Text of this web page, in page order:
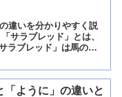
違いを分かりやすく説
サラブレッド」とは、
ラブレッド」は馬の一
「ように」の違いと